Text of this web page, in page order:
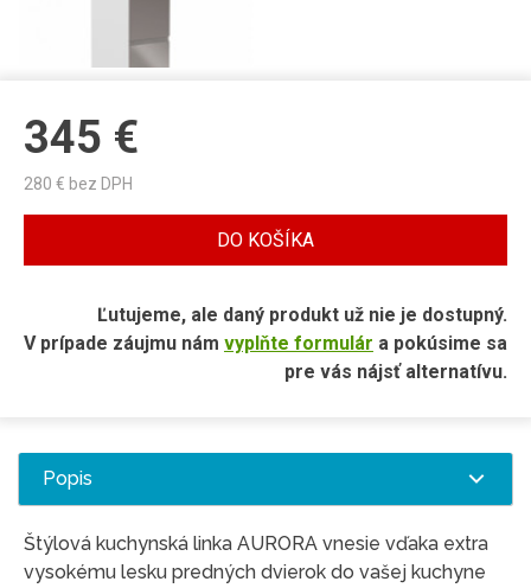
345 €
280 € bez DPH
DO KOŠÍKA
Ľutujeme, ale daný produkt už nie je dostupný.
V prípade záujmu nám vyplňte formulár a pokúsime sa
pre vás nájsť alternatívu.
Popis
Štýlová kuchynská linka AURORA vnesie vďaka extra
vysokému lesku predných dvierok do vašej kuchyne